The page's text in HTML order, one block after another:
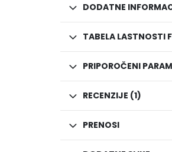
DODATNE
TABELA LASTNOSTI
PRIPOROČENI
RECENZIJE (1)
PRENOSI